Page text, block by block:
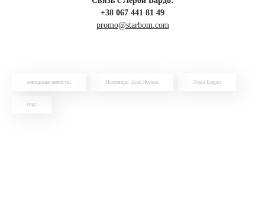
+38 067 441 81 49
promo@starbom.com
завидные невесты Исповедь Дон Жуана Лера Бардо
секс